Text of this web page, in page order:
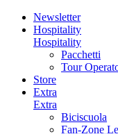
Newsletter
Hospitality
Hospitality
Pacchetti
Tour
Store
Extra
Extra
Biciscuola
Fan-Zone